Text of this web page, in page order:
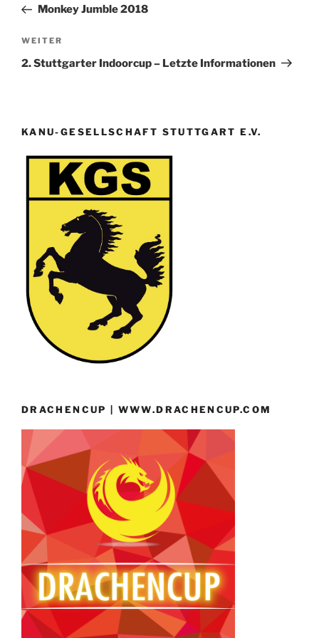
Beitrag
Monkey Jumble 2018
Nächster
Beitrag
WEITER
2. Stuttgarter Indoorcup – Letzte Informationen
KANU-GESELLSCHAFT STUTTGART E.V.
DRACHENCUP | WWW.DRACHENCUP.COM